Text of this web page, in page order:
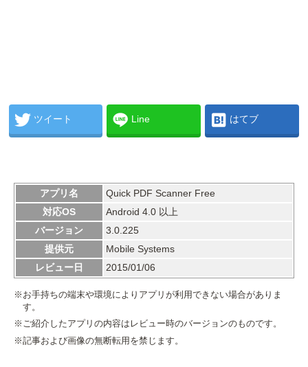
ツイート Line はてブ
アプリ名
Quick PDF Scanner Free
対応OS
Android 4.0 以上
バージョン
3.0.225
提供元
Mobile Systems
レビュー日
2015/01/06
※お手持ちの端末や環境によりアプリが利用できない場合がありま
す。
※ご紹介したアプリの内容はレビュー時のバージョンのものです。
※記事および画像の無断転用を禁じます。